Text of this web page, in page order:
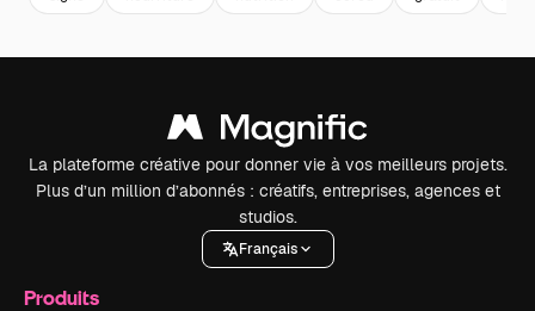
La plateforme créative pour donner vie à vos meilleurs projets.
Plus d’un million d’abonnés : créatifs, entreprises, agences et
studios.
Français
Produits